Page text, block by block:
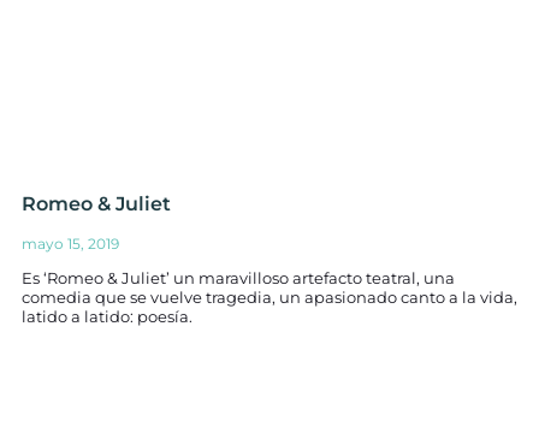
Romeo & Juliet
mayo 15, 2019
Es ‘Romeo & Juliet’ un maravilloso artefacto teatral, una
comedia que se vuelve tragedia, un apasionado canto a la vida,
latido a latido: poesía.